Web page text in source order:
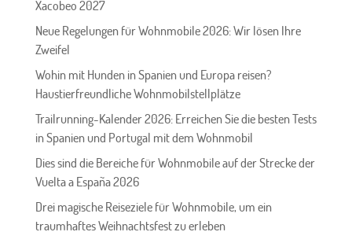
Xacobeo 2027
Neue Regelungen für Wohnmobile 2026: Wir lösen Ihre
Zweifel
Wohin mit Hunden in Spanien und Europa reisen?
Haustierfreundliche Wohnmobilstellplätze
Trailrunning-Kalender 2026: Erreichen Sie die besten Tests
in Spanien und Portugal mit dem Wohnmobil
Dies sind die Bereiche für Wohnmobile auf der Strecke der
Vuelta a España 2026
Drei magische Reiseziele für Wohnmobile, um ein
traumhaftes Weihnachtsfest zu erleben